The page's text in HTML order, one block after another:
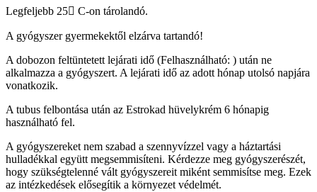
Legfeljebb 25 C-on tárolandó.
A gyógyszer gyermekektől elzárva tartandó!
A dobozon feltüntetett lejárati idő (Felhasználható: ) után ne
alkalmazza a gyógyszert. A lejárati idő az adott hónap utolsó napjára
vonatkozik.
A tubus felbontása után az Estrokad hüvelykrém 6 hónapig
használható fel.
A gyógyszereket nem szabad a szennyvízzel vagy a háztartási
hulladékkal együtt megsemmisíteni. Kérdezze meg gyógyszerészét,
hogy szükségtelenné vált gyógyszereit miként semmisítse meg. Ezek
az intézkedések elősegítik a környezet védelmét.